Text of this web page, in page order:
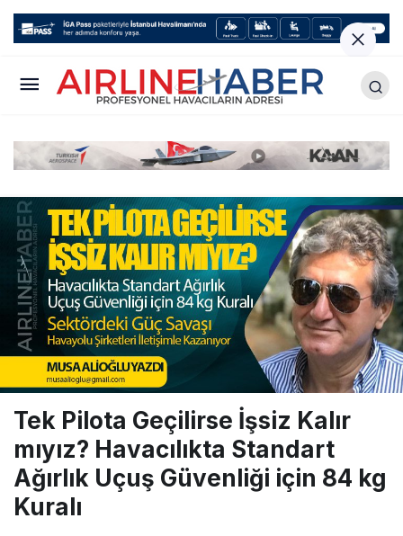
Tek Pilota Geçilirse İşsiz Kalır
mıyız? Havacılıkta Standart
Ağırlık Uçuş Güvenliği için 84 kg
Kuralı